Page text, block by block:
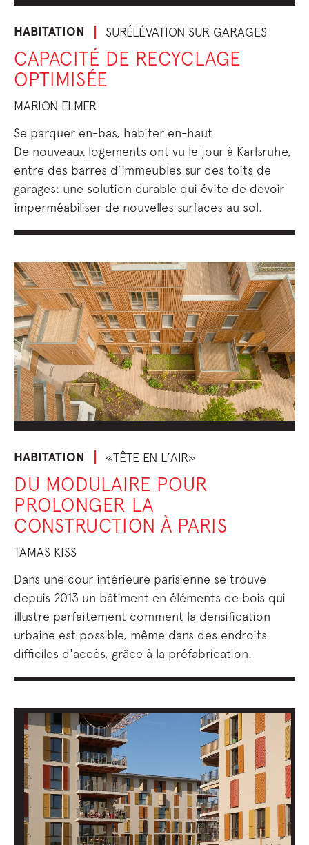
HABITATION SURÉLÉVATION SUR GARAGES
CAPACITÉ DE RECYCLAGE
OPTIMISÉE
MARION ELMER
Se parquer en-bas, habiter en-haut
De nouveaux logements ont vu le jour à Karlsruhe,
entre des barres d’immeubles sur des toits de
garages: une solution durable qui évite de devoir
imperméabiliser de nouvelles surfaces au sol.
HABITATION «TÊTE EN L’AIR»
DU MODULAIRE POUR
PROLONGER LA
CONSTRUCTION À PARIS
TAMAS KISS
Dans une cour intérieure parisienne se trouve
depuis 2013 un bâtiment en éléments de bois qui
illustre parfaitement comment la densification
urbaine est possible, même dans des endroits
difficiles d'accès, grâce à la préfabrication.